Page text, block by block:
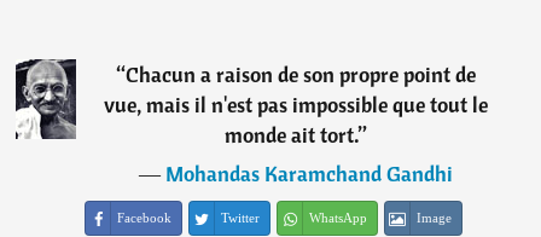
“Chacun a raison de son propre point de
vue, mais il n'est pas impossible que tout le
monde ait tort.”
―Mohandas Karamchand Gandhi
Facebook Twitter WhatsApp Image